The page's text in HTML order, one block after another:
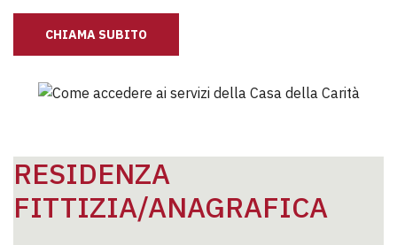
CHIAMA SUBITO
RESIDENZA
FITTIZIA/ANAGRAFICA